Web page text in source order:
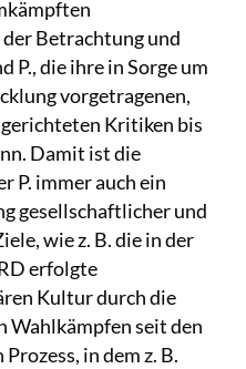
Betrachtung und
P., die ihre in Sorge um
vorgetragenen,
Kritiken bis
Damit ist die
P. immer auch ein
gesellschaftlicher und
wie z. B. die in der
erfolgte
Kultur durch die
seit den
in dem z. B.